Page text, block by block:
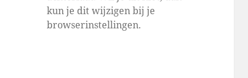
kun je dit wijzigen bij je
browserinstellingen.